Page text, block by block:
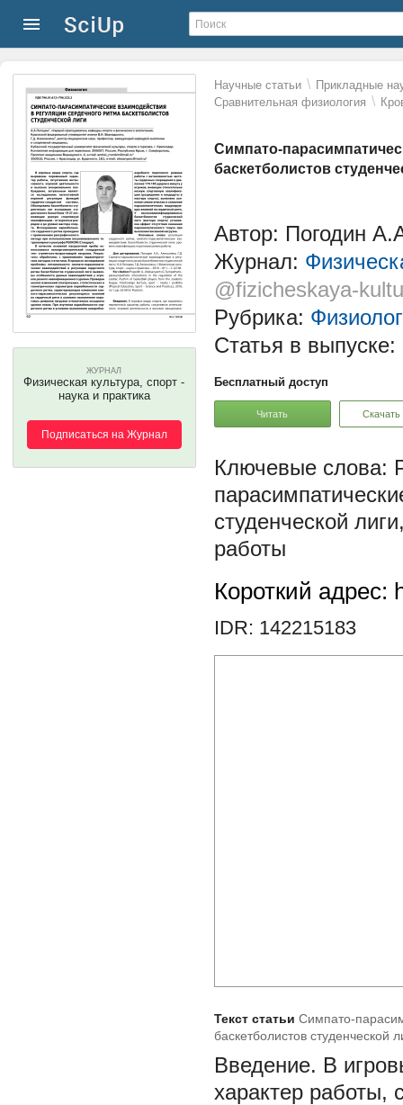
Научные статьи \ Прикладные
Сравнительная физиология \
Симпато-
баскетболистов
ЖУРНАЛ
Физическая культура, спорт -
наука и практика
Подписаться на Журнал
Автор: Погодин
Журнал:
@fizicheskaya-
Рубрика:
Статья в выпуске:
Бесплатный доступ
Читать Скачать
студенческой лиги
работы
Короткий адрес:
IDR: 142215183
Текст статьи Симпато-
баскетболистов студенческой
Введение. В
характер работы,